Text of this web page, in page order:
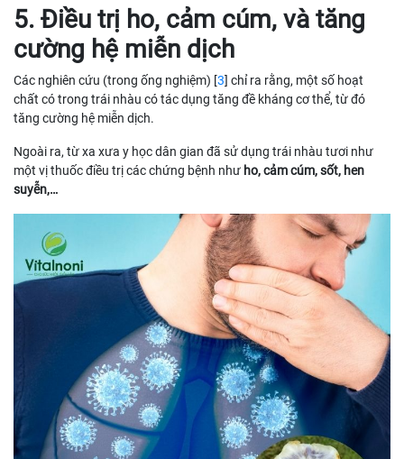
5. Điều trị ho, cảm cúm, và tăng
cường hệ miễn dịch
Các nghiên cứu (trong ống nghiệm) [3] chỉ ra rằng, một số hoạt
chất có trong trái nhàu có tác dụng tăng đề kháng cơ thể, từ đó
tăng cường hệ miễn dịch.
Ngoài ra, từ xa xưa y học dân gian đã sử dụng trái nhàu tươi như
một vị thuốc điều trị các chứng bệnh như ho, cảm cúm, sốt, hen
suyễn,…